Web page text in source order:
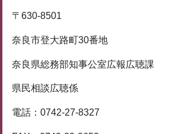
〒630-8501
奈良市登大路町30番地
奈良県総務部知事公室広報広聴課
県民相談広聴係
電話：0742-27-8327